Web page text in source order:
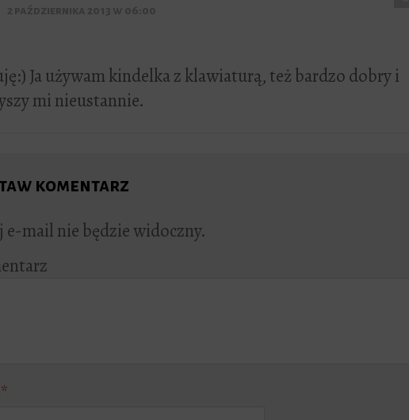
Ja używam kindelka z klawiaturą, też bardzo dobry i
mi nieustannie.
komentarz
e-mail nie będzie widoczny.
*